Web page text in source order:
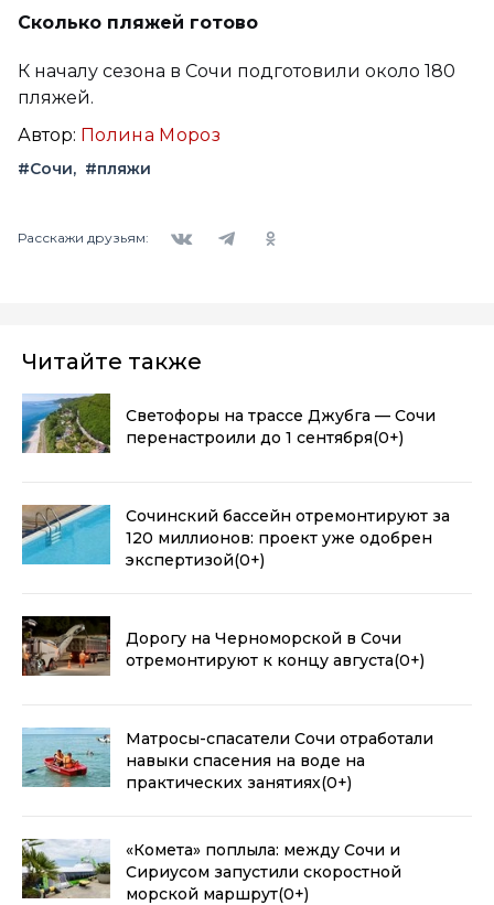
Сколько пляжей готово
К началу сезона в Сочи подготовили около 180
пляжей.
Автор: Полина Мороз
#Сочи #пляжи
Расскажи друзьям:
Читайте также
Светофоры на трассе Джубга — Сочи
перенастроили до 1 сентября(0+)
Сочинский бассейн отремонтируют за
120 миллионов: проект уже одобрен
экспертизой(0+)
Дорогу на Черноморской в Сочи
отремонтируют к концу августа(0+)
Матросы-спасатели Сочи отработали
навыки спасения на воде на
практических занятиях(0+)
«Комета» поплыла: между Сочи и
Сириусом запустили скоростной
морской маршрут(0+)